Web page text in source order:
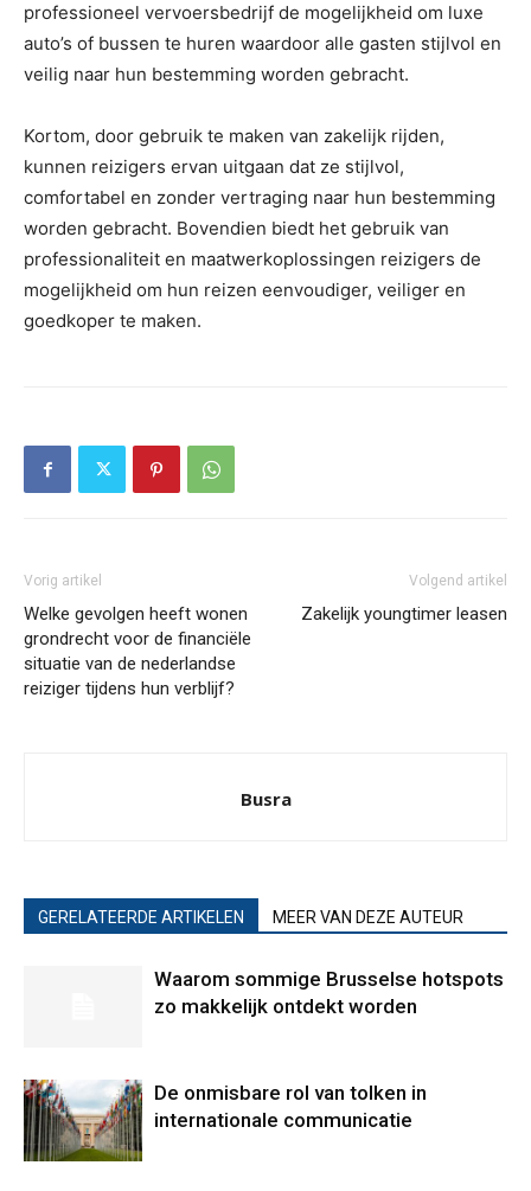
professioneel vervoersbedrijf de mogelijkheid om luxe
auto’s of bussen te huren waardoor alle gasten stijlvol en
veilig naar hun bestemming worden gebracht.
Kortom, door gebruik te maken van zakelijk rijden,
kunnen reizigers ervan uitgaan dat ze stijlvol,
comfortabel en zonder vertraging naar hun bestemming
worden gebracht. Bovendien biedt het gebruik van
professionaliteit en maatwerkoplossingen reizigers de
mogelijkheid om hun reizen eenvoudiger, veiliger en
goedkoper te maken.
Vorig artikel
Welke gevolgen heeft wonen
grondrecht voor de financiële
situatie van de nederlandse
reiziger tijdens hun verblijf?
Volgend artikel
Zakelijk youngtimer leasen
Busra
GERELATEERDE ARTIKELEN MEER VAN DEZE AUTEUR
Waarom sommige Brusselse hotspots
zo makkelijk ontdekt worden
De onmisbare rol van tolken in
internationale communicatie